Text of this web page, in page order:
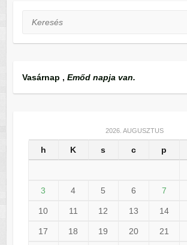
Keresés
Vasárnap , Emőd napja van.
2026. AUGUSZTUS
h K s c p
3 4 5 6 7
10 11 12 13 14
17 18 19 20 21